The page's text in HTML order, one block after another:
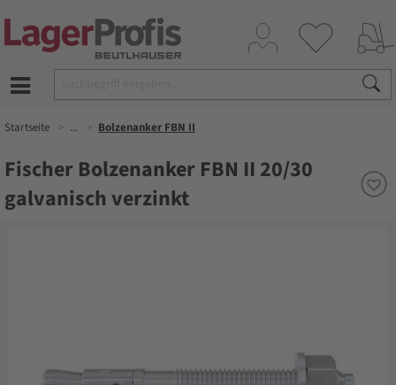
Startseite ... Bolzenanker FBN II
Fischer Bolzenanker FBN II 20/30
galvanisch verzinkt